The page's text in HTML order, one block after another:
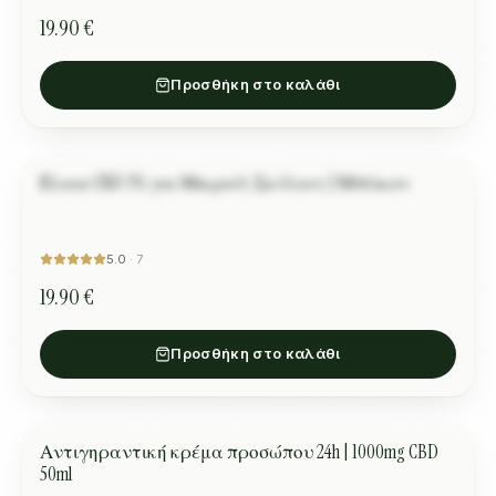
19.90 €
Προσθήκη στο καλάθι
ΚΑΤΟΙΚΊΔΙΑАлисия К.
Έλαιο CBD 3% για Μικρούς Σκύλους | Μπέικον
5.0 · 7
19.90 €
Προσθήκη στο καλάθι
ΠΕΡΙΠΟΊΗΣΗ ΔΈΡΜΑΤΟΣ ΠΡΟΣΦΟΡΆ
Αντιγηραντική κρέμα προσώπου 24h | 1000mg CBD
50ml